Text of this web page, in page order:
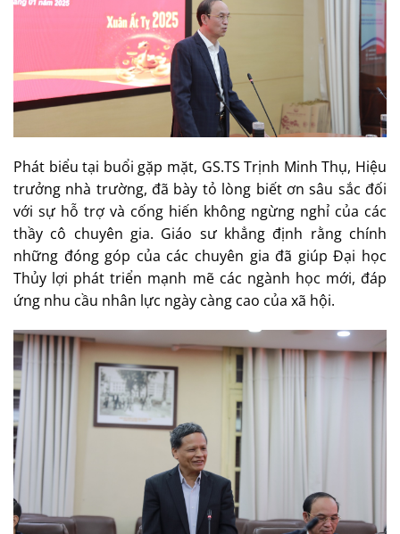
Phát biểu tại buổi gặp mặt, GS.TS Trịnh Minh Thụ, Hiệu
trưởng nhà trường, đã bày tỏ lòng biết ơn sâu sắc đối
với sự hỗ trợ và cống hiến không ngừng nghỉ của các
thầy cô chuyên gia. Giáo sư khẳng định rằng chính
những đóng góp của các chuyên gia đã giúp Đại học
Thủy lợi phát triển mạnh mẽ các ngành học mới, đáp
ứng nhu cầu nhân lực ngày càng cao của xã hội.